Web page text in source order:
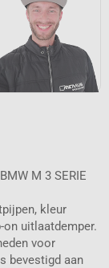
M 3 SERIE
kleur
uitlaatdemper.
voor
bevestigd aan